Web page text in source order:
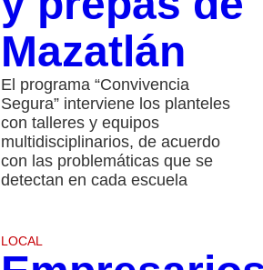
Mazatlán
El programa “Convivencia
Segura” interviene los planteles
con talleres y equipos
multidisciplinarios, de acuerdo
con las problemáticas que se
detectan en cada escuela
LOCAL